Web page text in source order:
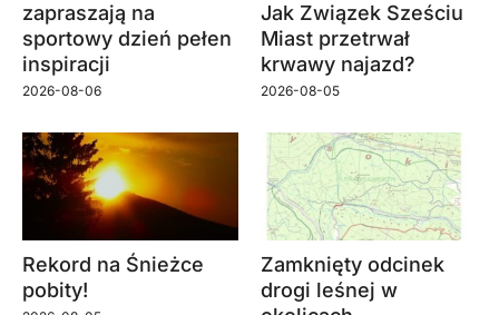
zapraszają na
sportowy dzień pełen
inspiracji
2026-08-06
Jak Związek Sześciu
Miast przetrwał
krwawy najazd?
2026-08-05
Rekord na Śnieżce
pobity!
Zamknięty odcinek
drogi leśnej w